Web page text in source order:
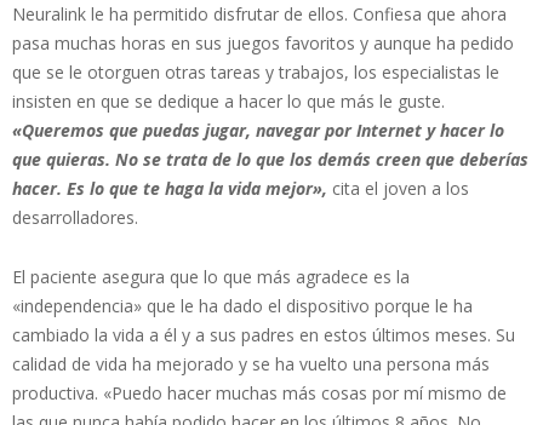
Neuralink le ha permitido disfrutar de ellos. Confiesa que ahora
pasa muchas horas en sus juegos favoritos y aunque ha pedido
que se le otorguen otras tareas y trabajos, los especialistas le
insisten en que se dedique a hacer lo que más le guste.
«Queremos que puedas jugar, navegar por Internet y hacer lo
que quieras. No se trata de lo que los demás creen que deberías
hacer. Es lo que te haga la vida mejor», cita el joven a los
desarrolladores.
El paciente asegura que lo que más agradece es la
«independencia» que le ha dado el dispositivo porque le ha
cambiado la vida a él y a sus padres en estos últimos meses. Su
calidad de vida ha mejorado y se ha vuelto una persona más
productiva. «Puedo hacer muchas más cosas por mí mismo de